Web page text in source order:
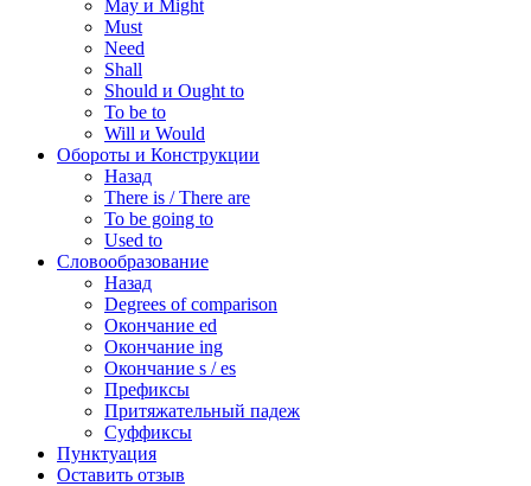
May и Might
Must
Need
Shall
Should и Ought to
To be to
Will и Would
Обороты и Конструкции
Назад
There is / There are
To be going to
Used to
Словообразование
Назад
Degrees of comparison
Окончание ed
Окончание ing
Окончание s / es
Префиксы
Притяжательный падеж
Суффиксы
Пунктуация
Оставить отзыв